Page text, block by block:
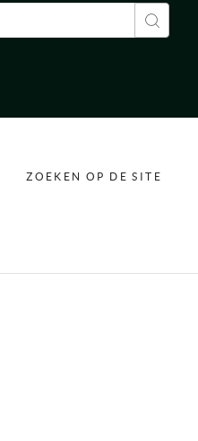
ZOEKEN OP DE SITE